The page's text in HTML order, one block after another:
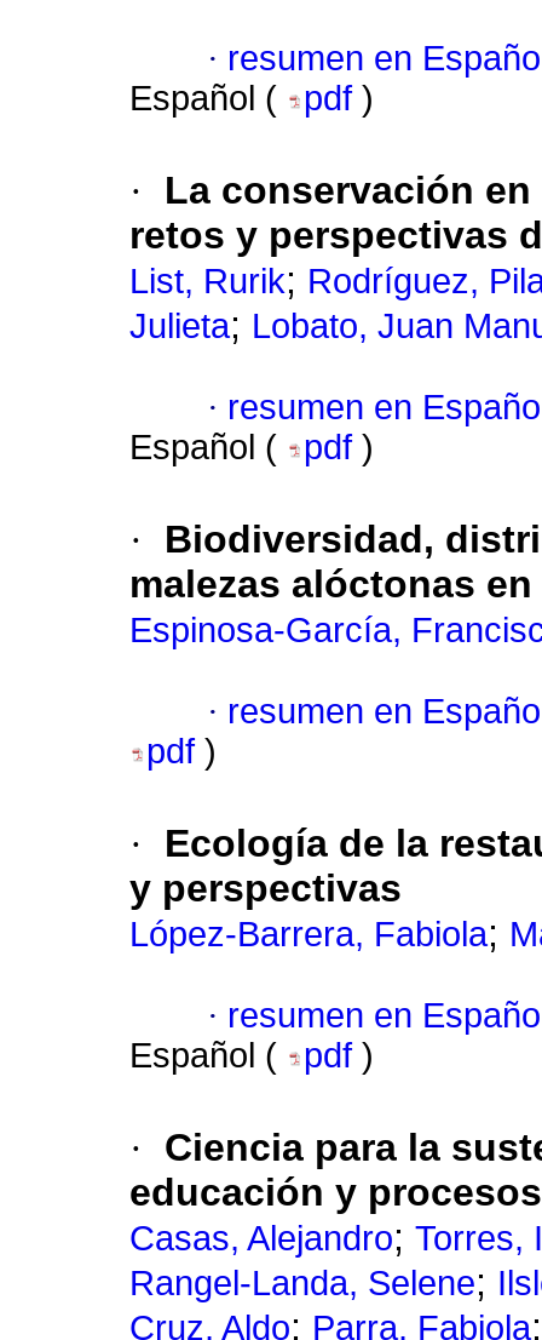
· resumen en
Español (
pdf )
·
La conservación
retos y perspectivas
List, Rurik; Rodríguez,
Julieta; Lobato, Juan
· resumen en
Español (
pdf )
·
Biodiversidad,
malezas alóctonas
Espinosa-García,
· resumen en
pdf )
·
Ecología de la
y perspectivas
López-Barrera, Fabiola;
· resumen en
Español (
pdf )
·
Ciencia para la
educación y
Casas, Alejandro; Torres,
Rangel-Landa, Selene;
Cruz, Aldo; Parra, Fabiola